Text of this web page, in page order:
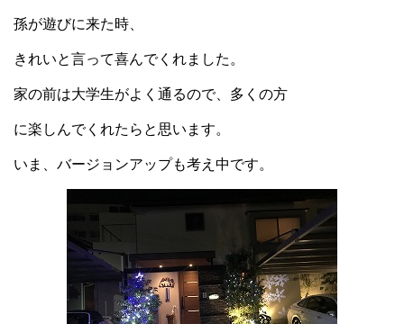
孫が遊びに来た時、
きれいと言って喜んでくれました。
家の前は大学生がよく通るので、多くの方
に楽しんでくれたらと思います。
いま、バージョンアップも考え中です。